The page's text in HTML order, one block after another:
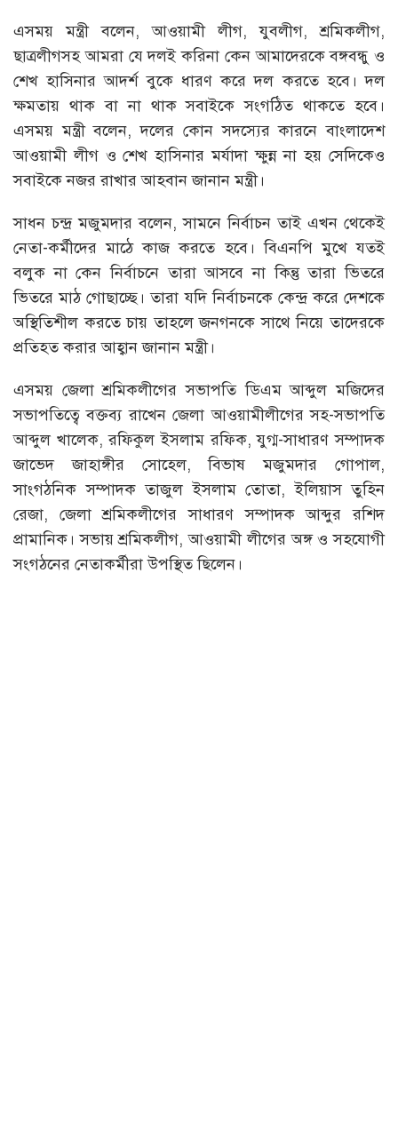
এসময় মন্ত্রী বলেন, আওয়ামী লীগ, যুবলীগ, শ্রমিকলীগ,
ছাত্রলীগসহ আমরা যে দলই করিনা কেন আমাদেরকে বঙ্গবন্ধু ও
শেখ হাসিনার আদর্শ বুকে ধারণ করে দল করতে হবে। দল
ক্ষমতায় থাক বা না থাক সবাইকে সংগঠিত থাকতে হবে।
এসময় মন্ত্রী বলেন, দলের কোন সদস্যের কারনে বাংলাদেশ
আওয়ামী লীগ ও শেখ হাসিনার মর্যাদা ক্ষুন্ন না হয় সেদিকেও
সবাইকে নজর রাখার আহবান জানান মন্ত্রী।
সাধন চন্দ্র মজুমদার বলেন, সামনে নির্বাচন তাই এখন থেকেই
নেতা-কর্মীদের মাঠে কাজ করতে হবে। বিএনপি মুখে যতই
বলুক না কেন নির্বাচনে তারা আসবে না কিন্তু তারা ভিতরে
ভিতরে মাঠ গোছাচ্ছে। তারা যদি নির্বাচনকে কেন্দ্র করে দেশকে
অস্থিতিশীল করতে চায় তাহলে জনগনকে সাথে নিয়ে তাদেরকে
প্রতিহত করার আহ্বান জানান মন্ত্রী।
এসময় জেলা শ্রমিকলীগের সভাপতি ডিএম আব্দুল মজিদের
সভাপতিত্বে বক্তব্য রাখেন জেলা আওয়ামীলীগের সহ-সভাপতি
আব্দুল খালেক, রফিকুল ইসলাম রফিক, যুগ্ম-সাধারণ সম্পাদক
জাভেদ জাহাঙ্গীর সোহেল, বিভাষ মজুমদার গোপাল,
সাংগঠনিক সম্পাদক তাজুল ইসলাম তোতা, ইলিয়াস তুহিন
রেজা, জেলা শ্রমিকলীগের সাধারণ সম্পাদক আব্দুর রশিদ
প্রামানিক। সভায় শ্রমিকলীগ, আওয়ামী লীগের অঙ্গ ও সহযোগী
সংগঠনের নেতাকর্মীরা উপস্থিত ছিলেন।